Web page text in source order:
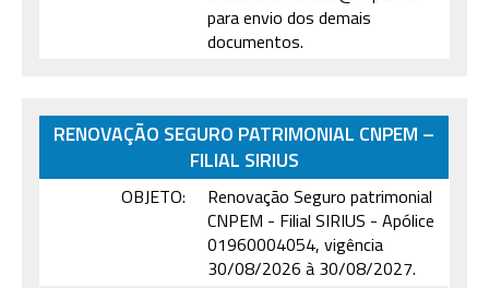
para envio dos demais
documentos.
RENOVAÇÃO SEGURO PATRIMONIAL CNPEM –
FILIAL SIRIUS
OBJETO:
Renovação Seguro patrimonial
CNPEM - Filial SIRIUS - Apólice
01960004054, vigência
30/08/2026 à 30/08/2027.